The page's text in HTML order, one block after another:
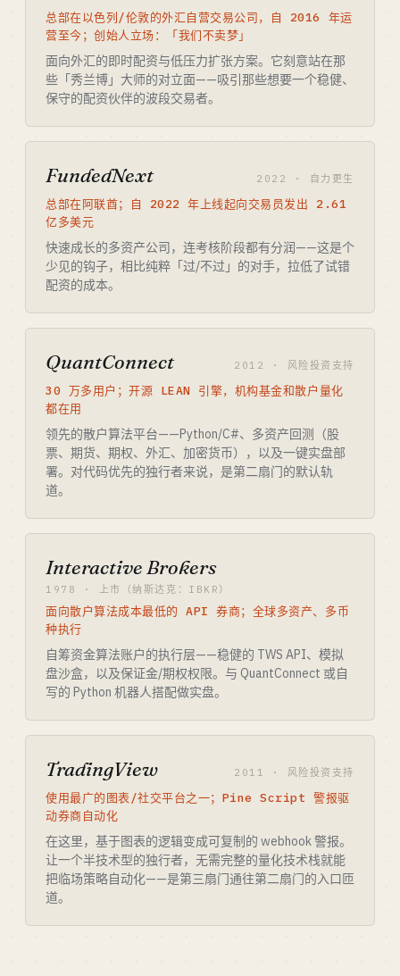
总部在以色列/伦敦的外汇自营交易公司，自 2016 年运
营至今；创始人立场：「我们不卖梦」
面向外汇的即时配资与低压力扩张方案。它刻意站在那
些「秀兰博」大师的对立面——吸引那些想要一个稳健、
保守的配资伙伴的波段交易者。
FundedNext 2022 · 自力更生
总部在阿联酋；自 2022 年上线起向交易员发出 2.61
亿多美元
快速成长的多资产公司，连考核阶段都有分润——这是个
少见的钩子，相比纯粹「过/不过」的对手，拉低了试错
配资的成本。
QuantConnect 2012 · 风险投资支持
30 万多用户；开源 LEAN 引擎，机构基金和散户量化
都在用
领先的散户算法平台——Python/C#、多资产回测（股
票、期货、期权、外汇、加密货币），以及一键实盘部
署。对代码优先的独行者来说，是第二扇门的默认轨
道。
Interactive Brokers
1978 · 上市（纳斯达克：IBKR）
面向散户算法成本最低的 API 券商；全球多资产、多币
种执行
自筹资金算法账户的执行层——稳健的 TWS API、模拟
盘沙盒，以及保证金/期权权限。与 QuantConnect 或自
写的 Python 机器人搭配做实盘。
TradingView 2011 · 风险投资支持
使用最广的图表/社交平台之一；Pine Script 警报驱
动券商自动化
在这里，基于图表的逻辑变成可复制的 webhook 警报。
让一个半技术型的独行者，无需完整的量化技术栈就能
把临场策略自动化——是第三扇门通往第二扇门的入口匝
道。